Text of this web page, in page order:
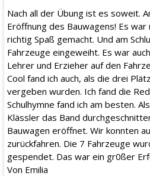
Nach all der Übung ist es soweit.
Eröffnung des Bauwagens! Es war
richtig Spaß gemacht. Und am
Fahrzeuge eingeweiht. Es war
Lehrer und Erzieher auf den
Cool fand ich auch, als die drei
vergeben wurden. Ich fand die
Schulhymne fand ich am besten.
Klässler das Band
Bauwagen eröffnet. Wir konnten
zurückfahren. Die 7 Fahrzeuge
gespendet. Das war ein gr0ßer
Von Emilia